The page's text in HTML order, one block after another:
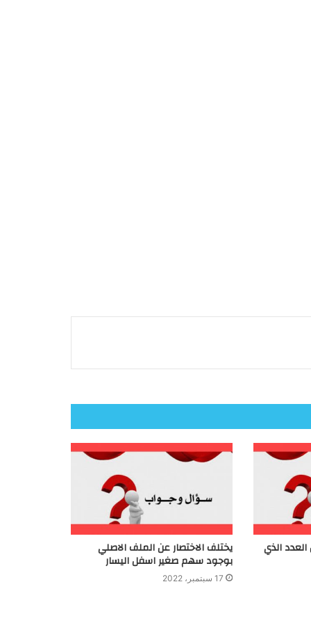
الذي يختلف الاختصار عن الملف الاصلي
بوجود سهم صغير اسفل اليسار
17 سبتمبر، 2022